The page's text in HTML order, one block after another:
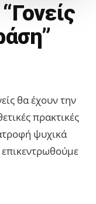
θα έχουν την
πρακτικές
ψυχικά